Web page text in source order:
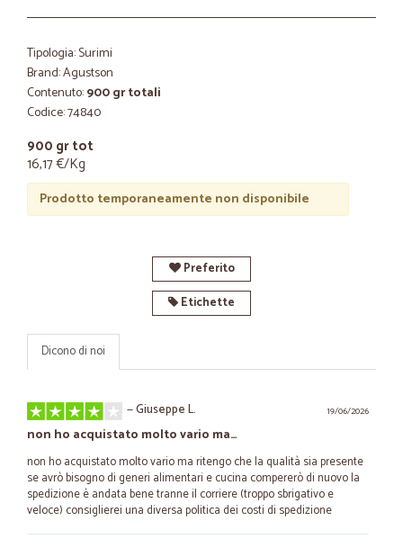
Tipologia: Surimi
Brand: Agustson
Contenuto:900 gr totali
Codice: 74840
900 gr tot
16,17 €/Kg
Prodotto temporaneamente non disponibile
Preferito
Etichette
Dicono di noi
19/06/2026
—Giuseppe L.
non ho acquistato molto vario ma…
non ho acquistato molto vario ma ritengo che la qualità sia presente
se avrò bisogno di generi alimentari e cucina compererò di nuovo la
spedizione è andata bene tranne il corriere (troppo sbrigativo e
veloce) consiglierei una diversa politica dei costi di spedizione